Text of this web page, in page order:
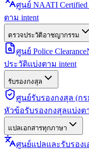
ศูนย์ NAATI Certified
ตาม intent
ตรวจประวัติอาชญากรรม
ศูนย์ Police Clearance
ประวัติแบ่งตาม intent
รับรองกงสุล
ศูนย์รับรองกงสุล (ก
หัวข้อรับรองกงสุลแบ่งต
แปลเอกสารทุกภาษา
ศูนย์แปลและรับรองเ